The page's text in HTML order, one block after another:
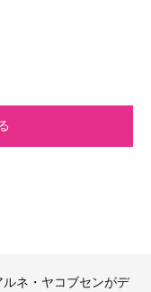
ネ・ヤコブセンがデ